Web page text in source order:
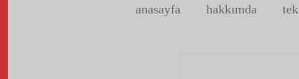
anasayfa hakkımda